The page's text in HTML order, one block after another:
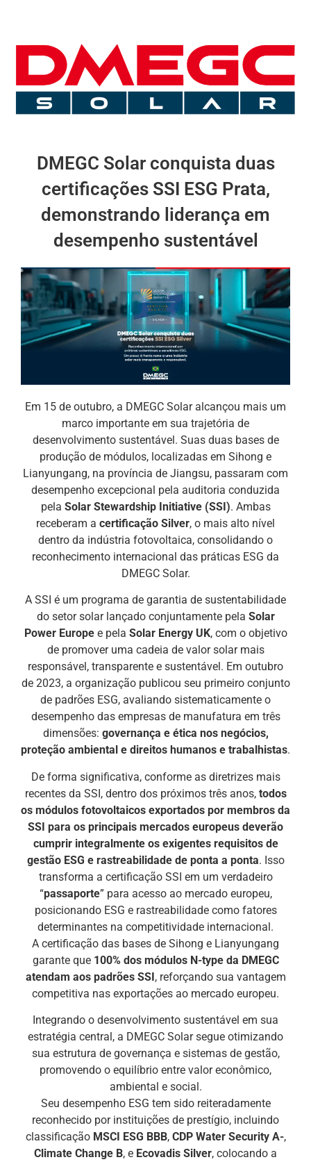
DMEGC Solar conquista duas
certificações SSI ESG Prata,
demonstrando liderança em
desempenho sustentável
Em 15 de outubro, a DMEGC Solar alcançou mais um
marco importante em sua trajetória de
desenvolvimento sustentável. Suas duas bases de
produção de módulos, localizadas em Sihong e
Lianyungang, na província de Jiangsu, passaram com
desempenho excepcional pela auditoria conduzida
pela Solar Stewardship Initiative (SSI). Ambas
receberam a certificação Silver, o mais alto nível
dentro da indústria fotovoltaica, consolidando o
reconhecimento internacional das práticas ESG da
DMEGC Solar.
A SSI é um programa de garantia de sustentabilidade
do setor solar lançado conjuntamente pela Solar
Power Europee pela Solar Energy UK, com o objetivo
de promover uma cadeia de valor solar mais
responsável, transparente e sustentável. Em outubro
de 2023, a organização publicou seu primeiro conjunto
de padrões ESG, avaliando sistematicamente o
desempenho das empresas de manufatura em três
dimensões: governança e ética nos negócios,
proteção ambiental e direitos humanos e trabalhistas.
De forma significativa, conforme as diretrizes mais
recentes da SSI, dentro dos próximos três anos, todos
os módulos fotovoltaicos exportados por membros da
SSI para os principais mercados europeus deverão
cumprir integralmente os exigentes requisitos de
gestão ESG e rastreabilidade de ponta a ponta. Isso
transforma a certificação SSI em um verdadeiro
“passaporte” para acesso ao mercado europeu,
posicionando ESG e rastreabilidade como fatores
determinantes na competitividade internacional.
A certificação das bases de Sihong e Lianyungang
garante que 100% dos módulos N-type da DMEGC
atendam aos padrões SSI, reforçando sua vantagem
competitiva nas exportações ao mercado europeu.
Integrando o desenvolvimento sustentável em sua
estratégia central, a DMEGC Solar segue otimizando
sua estrutura de governança e sistemas de gestão,
promovendo o equilíbrio entre valor econômico,
ambiental e social.
Seu desempenho ESG tem sido reiteradamente
reconhecido por instituições de prestígio, incluindo
classificação MSCI ESG BBB, CDP Water Security A-,
Climate Change B, e Ecovadis Silver, colocando a